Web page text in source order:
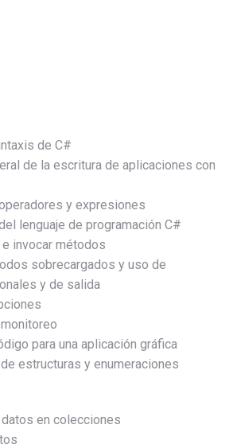
de C#
de la escritura de aplicaciones con
y expresiones
lenguaje de programación C#
invocar métodos
sobrecargados y uso de
y de salida
para una aplicación gráfica
estructuras y enumeraciones
en colecciones